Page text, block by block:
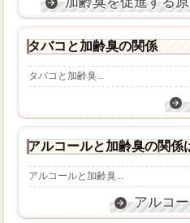
タバコと加齢臭の関係
タバコと加齢臭...
アルコールと加齢臭の関係
アルコールと加齢臭...
アルコ